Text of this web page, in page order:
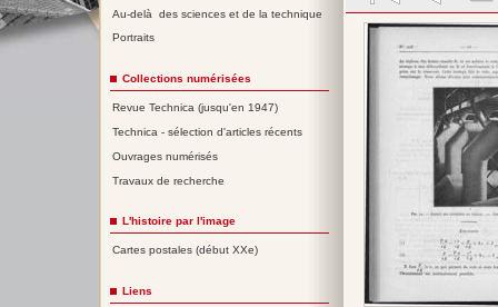
Au-delà des sciences et de la technique
Portraits
Collections numérisées
Revue Technica (jusqu'en 1947)
Technica - sélection d'articles récents
Ouvrages numérisés
Travaux de recherche
L'histoire par l'image
Cartes postales (début XXe)
Liens